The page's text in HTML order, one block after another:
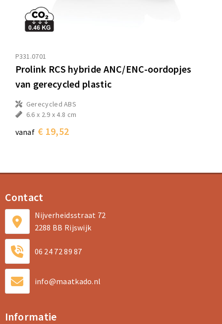
P331.0701
Prolink RCS hybride ANC/ENC-oordopjes
van gerecycled plastic
Gerecycled ABS
6.6 x 2.9 x 4.8 cm
vanaf € 19,52
Contact
Nijverheidsstraat 72
2288 BB Rijswijk
06 24 72 89 87
info@maatkado.nl
Informatie